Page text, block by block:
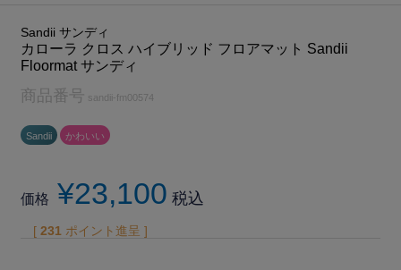
Sandii サンディ
カローラ クロス ハイブリッド フロアマット Sandii
Floormat サンディ
商品番号 sandii-fm00574
Sandii かわいい
価格 ¥23,100 税込
[ 231 ポイント進呈 ]